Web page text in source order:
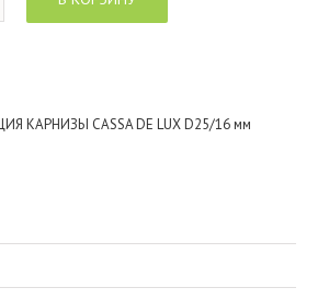
КАРНИЗЫ CASSA DE LUX D25/16 мм